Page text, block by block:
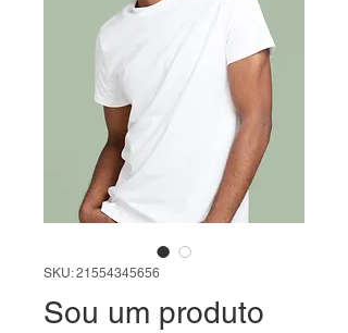
SKU: 21554345656
Sou um produto